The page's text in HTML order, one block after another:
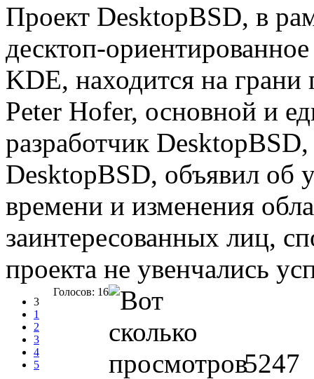
Проект DesktopBSD, в
десктоп-
KDE, находится на
Peter Hofer, основной и
разработчик
DesktopBSD, объявил об
времени и изменения
заинтересованных лиц,
проекта не увенчались
3
1
2
3
4
5
Голосов: 16
5247